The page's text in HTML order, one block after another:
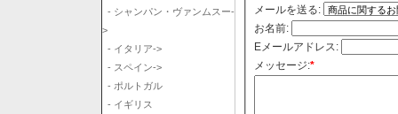
- シャンパン・ヴァンムスー-
>
- イタリア->
- スペイン->
- ポルトガル
- イギリス
メールを送る:
お名前:
Eメールアドレス:
メッセージ:*